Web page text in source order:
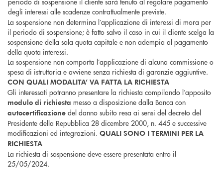
degli interessi alle scadenze contrattualmente previste.
La sospensione non determina l’applicazione di interessi di mora per
il periodo di sospensione; è fatto salvo il caso in cui il cliente scelga la
sospensione della sola quota capitale e non adempia al pagamento
della quota interessi.
La sospensione non comporta l’applicazione di alcuna commissione o
spesa di istruttoria e avviene senza richiesta di garanzie aggiuntive.
CON QUALI MODALITA’ VA FATTA LA RICHIESTA
Gli interessati potranno presentare la richiesta compilando l’apposito
modulo di richiesta messo a disposizione dalla Banca con
autocertificazione del danno subito resa ai sensi del decreto del
Presidente della Repubblica 28 dicembre 2000, n. 445 e successive
modificazioni ed integrazioni. QUALI SONO I TERMINI PER LA
RICHIESTA
La richiesta di sospensione deve essere presentata entro il
25/05/2024.